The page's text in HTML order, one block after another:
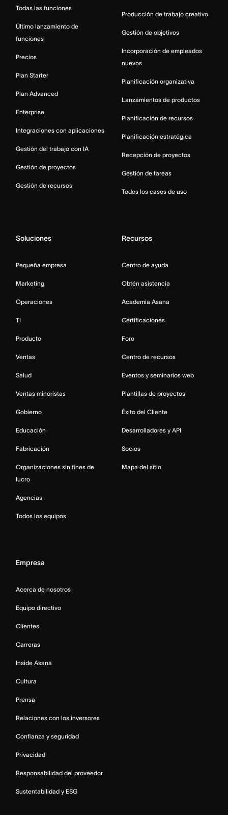
Todas las funciones
Último lanzamiento de
funciones
Precios
Plan Starter
Plan Advanced
Enterprise
Integraciones con aplicaciones
Gestión del trabajo con IA
Gestión de proyectos
Gestión de recursos
Producción de trabajo creativo
Gestión de objetivos
Incorporación de empleados
nuevos
Planificación organizativa
Lanzamientos de productos
Planificación de recursos
Planificación estratégica
Recepción de proyectos
Gestión de tareas
Todos los casos de uso
Soluciones
Pequeña empresa
Marketing
Operaciones
TI
Producto
Ventas
Salud
Ventas minoristas
Gobierno
Educación
Fabricación
Organizaciones sin fines de
lucro
Agencias
Todos los equipos
Recursos
Centro de ayuda
Obtén asistencia
Academia Asana
Certificaciones
Foro
Centro de recursos
Eventos y seminarios web
Plantillas de proyectos
Éxito del Cliente
Desarrolladores y API
Socios
Mapa del sitio
Empresa
Acerca de nosotros
Equipo directivo
Clientes
Carreras
Inside Asana
Cultura
Prensa
Relaciones con los inversores
Confianza y seguridad
Privacidad
Responsabilidad del proveedor
Sustentabilidad y ESG